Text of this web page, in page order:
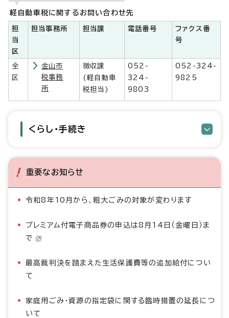
軽自動車税に関するお問い合わせ先
担
当
区
担当事務所 担当課 電話番号
ファクス番
号
全
区
金山市
税事務
所
徴収課
(軽自動車
税担当)
052-
324-
9803
052-324-
9825
くらし・手続き
重要なお知らせ
令和8年10月から、粗大ごみの対象が変わります
プレミアム付電子商品券の申込は8月14日（金曜日）ま
で
最高裁判決を踏まえた生活保護費等の追加給付につい
て
家庭用ごみ・資源の指定袋に関する臨時措置の延長につ
いて